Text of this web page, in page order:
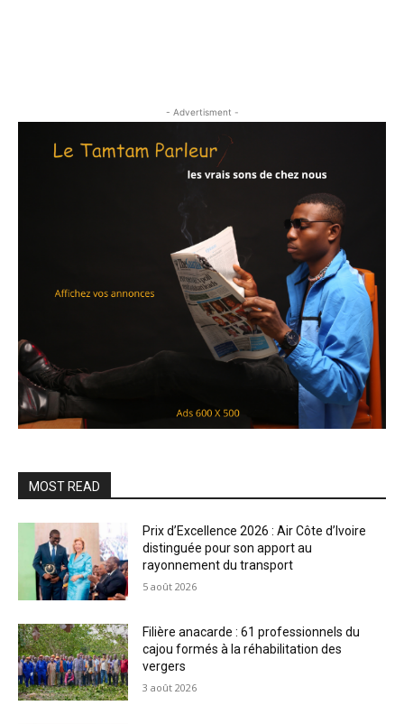
- Advertisment -
MOST READ
Prix d’Excellence 2026 : Air Côte d’Ivoire
distinguée pour son apport au
rayonnement du transport
5 août 2026
Filière anacarde : 61 professionnels du
cajou formés à la réhabilitation des
vergers
3 août 2026